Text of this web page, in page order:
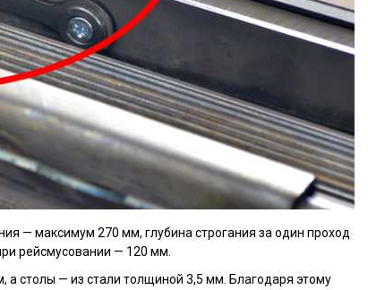
— максимум 270 мм, глубина строгания за один проход
рейсмусовании — 120 мм.
а столы — из стали толщиной 3,5 мм. Благодаря этому